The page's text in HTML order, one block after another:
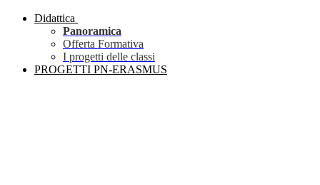
Didattica
Panoramica
Offerta Formativa
I progetti delle classi
PROGETTI PN-ERASMUS